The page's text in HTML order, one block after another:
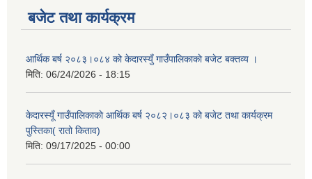
बजेट तथा कार्यक्रम
आर्थिक बर्ष २०८३।०८४ को केदारस्युँ गाउँपालिकाकाे बजेट बक्तव्य ।
मिति: 06/24/2026 - 18:15
केदारस्यूँ गाउँपालिकाकाे आर्थिक बर्ष २०८२।०८३ को बजेट तथा कार्यक्रम
पुस्तिका( रातो किताव)
मिति: 09/17/2025 - 00:00